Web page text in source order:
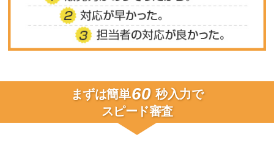
まずは簡単60 秒入力で
スピード審査